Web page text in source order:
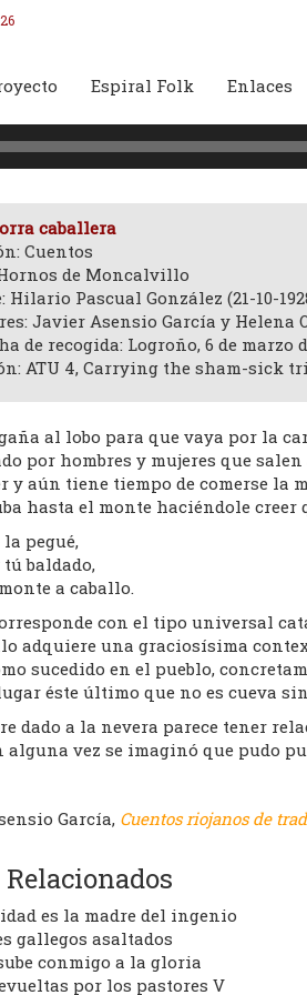
Espiral Folk Enlaces
caballera
Cuentos
de Moncalvillo
Pascual González (21-10-
Javier Asensio García y Helena
de recogida: Logroño, 6 de marzo
ATU 4, Carrying the sham-sick
al lobo para que vaya por la
por hombres y mujeres que
y aún tiene tiempo de comerse la
hasta el monte haciéndole creer
la pegué,
baldado,
a caballo.
con el tipo universal
adquiere una graciosísima
sucedido en el pueblo,
éste último que no es cueva
dado a la nevera parece tener
alguna vez se imaginó que pudo
García, Cuentos riojanos de
es la madre del ingenio
gallegos asaltados
conmigo a la gloria
por los pastores V